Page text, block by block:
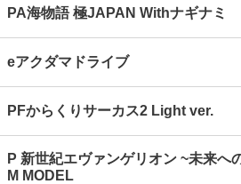
PA海物語 極JAPAN Withナギナミ
eアクダマドライブ
PFからくりサーカス2 Light ver.
P 新世紀エヴァンゲリオン ~未来へ
M MODEL